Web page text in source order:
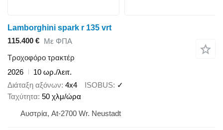
Lamborghini spark r 135 vrt
115.400 € Με ΦΠΑ
Τροχοφόρο τρακτέρ
2026
10 ωρ./λειτ.
Διάταξη αξόνων 4x4 ISOBUS ✓
Ταχύτητα 50 χλμ/ώρα
Αυστρία, At-2700 Wr. Neustadt